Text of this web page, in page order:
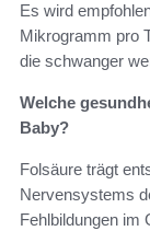
Es wird
Mikrogramm pro
die schwanger
Welche
Baby?
Folsäure trägt
Nervensystems
Fehlbildungen im